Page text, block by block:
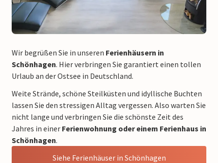
Wir begrüßen Sie in unseren Ferienhäusern in
Schönhagen. Hier verbringen Sie garantiert einen tollen
Urlaub an der Ostsee in Deutschland.
Weite Strände, schöne Steilküsten und idyllische Buchten
lassen Sie den stressigen Alltag vergessen. Also warten Sie
nicht lange und verbringen Sie die schönste Zeit des
Jahres in einer Ferienwohnung oder einem Ferienhaus in
Schönhagen.
Siehe Ferienhäuser in Schönhagen